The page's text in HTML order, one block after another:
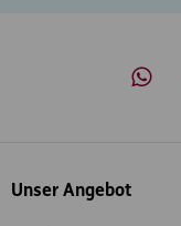
Inhaltsübersicht
Unser Angebot